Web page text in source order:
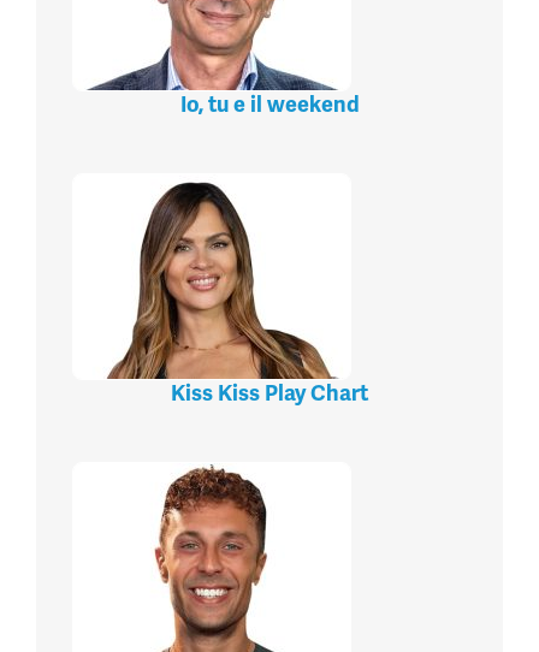
Io, tu e il weekend
Kiss Kiss Play Chart